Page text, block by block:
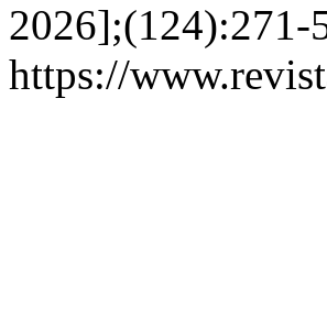
2026];(124):271-
https://